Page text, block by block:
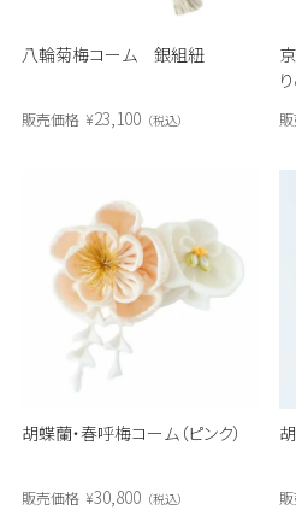
八輪菊梅コーム 銀組紐
販売価格 ¥23,100 税込
胡蝶蘭・春呼梅コーム（ピンク）
販売価格 ¥30,800 税込